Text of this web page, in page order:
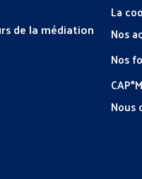
de la médiation
La
Nos
Nos
Nous